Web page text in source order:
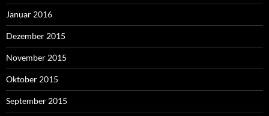
Januar 2016
Dezember 2015
November 2015
Oktober 2015
September 2015